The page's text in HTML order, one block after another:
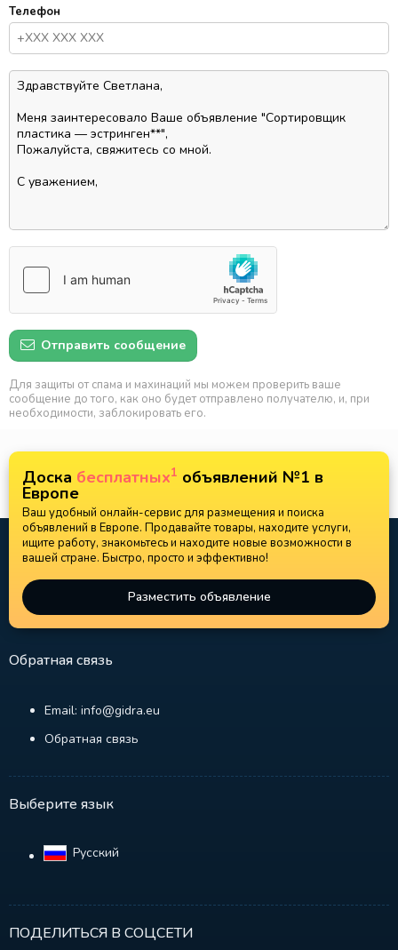
Телефон
Отправить сообщение
Для защиты от спама и махинаций мы можем проверить ваше
сообщение до того, как оно будет отправлено получателю, и, при
необходимости, заблокировать его.
Доска бесплатных1 объявлений №1 в
Европе
Ваш удобный онлайн-сервис для размещения и поиска
объявлений в Европе. Продавайте товары, находите услуги,
ищите работу, знакомьтесь и находите новые возможности в
вашей стране. Быстро, просто и эффективно!
Разместить объявление
Обратная связь
Email: info@gidra.eu
Обратная связь
Выберите язык
Русский‎
ПОДЕЛИТЬСЯ В СОЦСЕТИ